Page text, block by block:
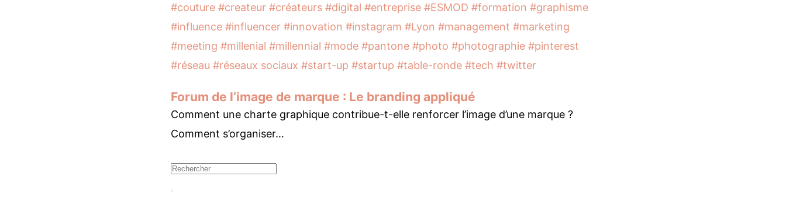
#couture #createur #créateurs #digital #entreprise #ESMOD #formation #graphisme
#influence #influencer #innovation #instagram #Lyon #management #marketing
#meeting #millenial #millennial #mode #pantone #photo #photographie #pinterest
#réseau #réseaux sociaux #start-up #startup #table-ronde #tech #twitter
Forum de l’image de marque : Le branding appliqué
Comment une charte graphique contribue-t-elle renforcer l’image d’une marque ?
Comment s’organiser…